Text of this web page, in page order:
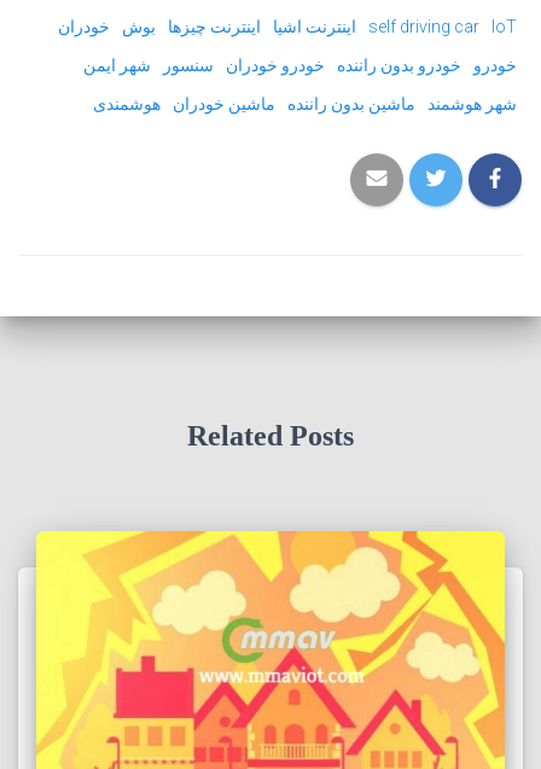
IoT
self driving car اینترنت اشیا اینترنت چیزها بوش
خودران
خودرو
خودرو بدون راننده خودرو خودران سنسور
شهر ایمن
شهر هوشمند
ماشین بدون راننده ماشین خودران هوشمندی
Related Posts